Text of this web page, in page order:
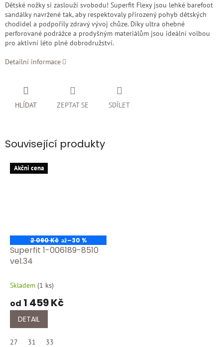
Dětské nožky si zaslouží svobodu! Superfit Flexy jsou lehké barefoot
sandálky navržené tak, aby respektovaly přirozený pohyb dětských
chodidel a podpořily zdravý vývoj chůze. Díky ultra ohebné
perforované podrážce a prodyšným materiálům jsou ideální volbou
pro aktivní léto plné dobrodružství.
Detailní informace
ZEPTAT SE
HLÍDAT SDÍLET
Související produkty
Akčni cena
2 090 Kč až–30 %
Superfit 1-006189-8510
vel.34
Skladem (1 ks)
od 1 459 Kč
DETAIL
27 31 33